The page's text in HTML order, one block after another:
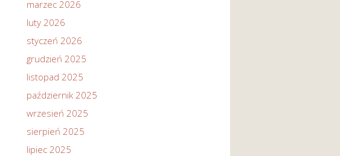
marzec 2026
luty 2026
styczeń 2026
grudzień 2025
listopad 2025
październik 2025
wrzesień 2025
sierpień 2025
lipiec 2025